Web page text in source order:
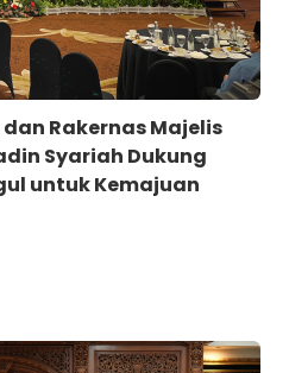
Rakernas Majelis
Syariah Dukung
untuk Kemajuan